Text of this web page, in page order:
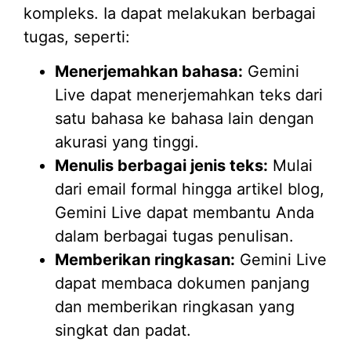
kompleks. Ia dapat melakukan berbagai
tugas, seperti:
Menerjemahkan bahasa: Gemini
Live dapat menerjemahkan teks dari
satu bahasa ke bahasa lain dengan
akurasi yang tinggi.
Menulis berbagai jenis teks: Mulai
dari email formal hingga artikel blog,
Gemini Live dapat membantu Anda
dalam berbagai tugas penulisan.
Memberikan ringkasan: Gemini Live
dapat membaca dokumen panjang
dan memberikan ringkasan yang
singkat dan padat.